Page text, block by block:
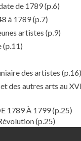
de 1789(p.6)
à 1789(p.7)
artistes (p.9)
(p.11)
des artistes (p.16)
des autres arts au
1789 À 1799(p.25)
(p.25)